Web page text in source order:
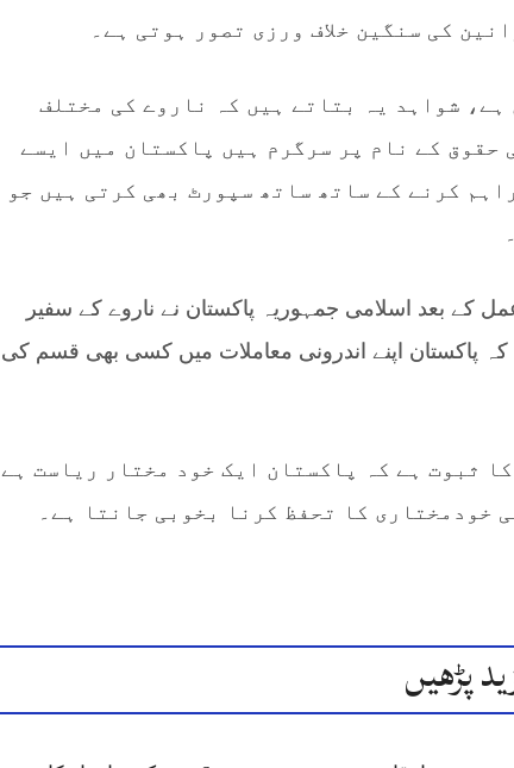
کی سنگین خلاف ورزی تصور ہوتی ہے۔
ہے، شواہد یہ بتاتے ہیں کہ ناروے کی مختلف
حقوق کے نام پر سرگرم ہیں پاکستان میں ایسے
کرنے کے ساتھ ساتھ سپورٹ بھی کرتی ہیں جو
کے بعد اسلامی جمہوریہ پاکستان نے ناروے کے سفیر
کہ پاکستان اپنے اندرونی معاملات میں کسی بھی قسم کی
ثبوت ہے کہ پاکستان ایک خود مختار ریاست ہے
خودمختاری کا تحفظ کرنا بخوبی جانتا ہے۔
پڑھیں